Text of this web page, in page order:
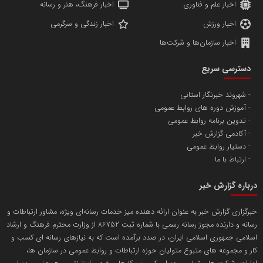
پایگاه اطلاع رسانی اعتلای نهادهای مردمی
تامین آهن اسفنجی تولیدکنندگان فولاد در کشور
تریبون
انتشار گسترده محتوا در رسانه گزارش خبر
مسعودصادقی
اخبار علم و فناوری
اخبار فرهنگ، هنر و رسانه
اخبار ورزش
اخبار زندگی و سرگرمی
اخبار سازمان‌ها و شرکت‌ها
دسترسی سریع
شهروند خبرنگار استانی
آموزش دوره های روابط عمومی
تدوین برنامه روابط عمومی
آکادمی گزارش خبر
دستیار روابط عمومی
ارتباط با ما
درباره گزارش خبر
خبرگزاری گزارش خبر به عنوان ارائه دهنده میز خدمات رسانه‌ای ویژه، مشاور ارتباطات و
رسانه و دارنده مجوز رسانه رسمی با شماره ثبت 86752 از وزارت محترم فرهنگ و ارشاد
اسلامی جمهوری اسلامی ایران، در صدد برآمده است که به نیازهای رسانه ای کسب و
کار و مجموعه های متبوع متولیان حوزه ارتباطات و روابط عمومی در سازمان ها،